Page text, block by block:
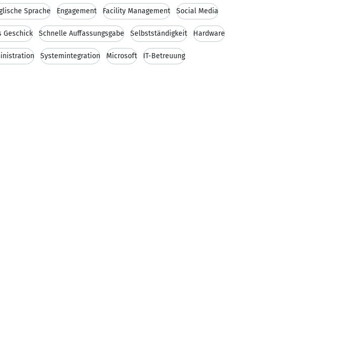
Sprache Engagement Facility Management Social Media
Geschick Schnelle Auffassungsgabe Selbstständigkeit Hardware
Systemintegration Microsoft IT-Betreuung